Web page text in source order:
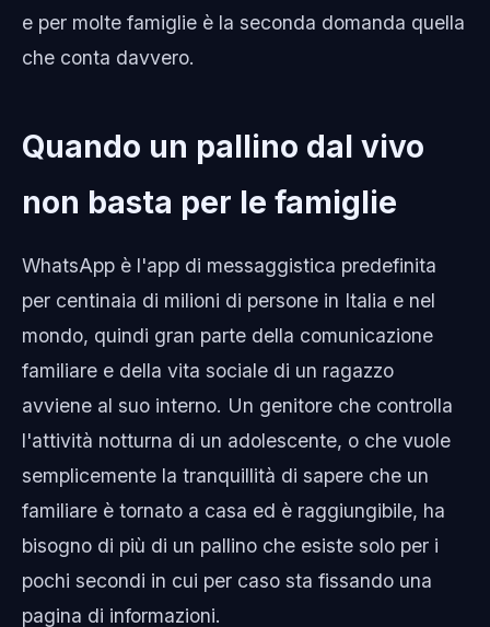
e per molte famiglie è la seconda domanda quella
che conta davvero.
Quando un pallino dal vivo
non basta per le famiglie
WhatsApp è l'app di messaggistica predefinita
per centinaia di milioni di persone in Italia e nel
mondo, quindi gran parte della comunicazione
familiare e della vita sociale di un ragazzo
avviene al suo interno. Un genitore che controlla
l'attività notturna di un adolescente, o che vuole
semplicemente la tranquillità di sapere che un
familiare è tornato a casa ed è raggiungibile, ha
bisogno di più di un pallino che esiste solo per i
pochi secondi in cui per caso sta fissando una
pagina di informazioni.